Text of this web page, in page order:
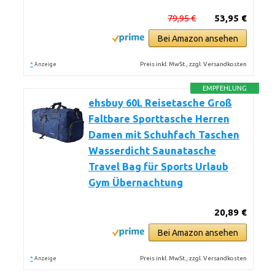
53,95 €
79,95 €
Bei Amazon ansehen
* Anzeige Preis inkl. MwSt., zzgl. Versandkosten
EMPFEHLUNG
ehsbuy 60L Reisetasche Groß
Faltbare Sporttasche Herren
Damen mit Schuhfach Taschen
Wasserdicht Saunatasche
Travel Bag für Sports Urlaub
Gym Übernachtung
20,89 €
Bei Amazon ansehen
* Anzeige Preis inkl. MwSt., zzgl. Versandkosten